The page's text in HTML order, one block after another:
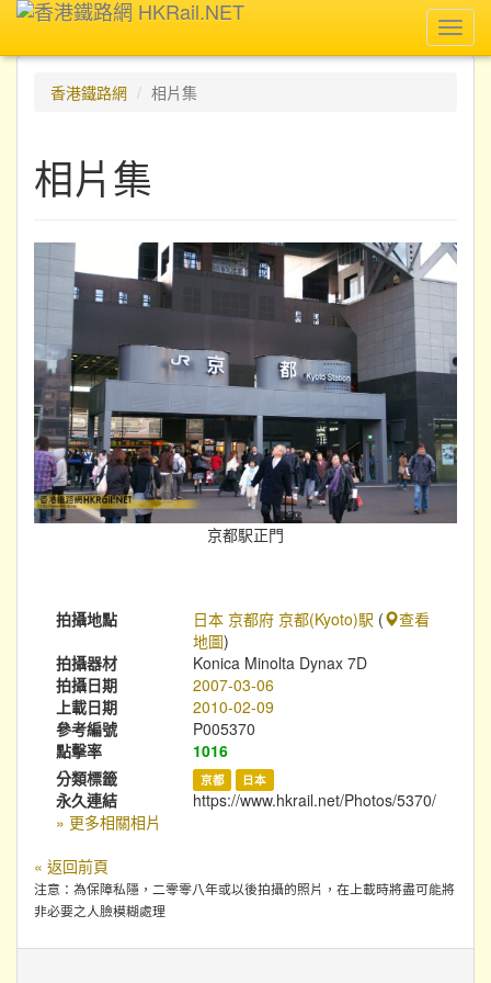
香港鐵路網
相片集
相片集
京都駅正門
拍攝地點 日本 京都府 京都(Kyoto)駅 (
查看
地圖)
拍攝器材
Konica Minolta Dynax 7D
拍攝日期
2007-03-06
上載日期
2010-02-09
參考編號
P005370
點擊率
1016
分類標籤
京都 日本
永久連結
https://www.hkrail.net/Photos/5370/
» 更多相關相片
« 返回前頁
注意：為保障私隱，二零零八年或以後拍攝的照片，在上載時將盡可能將
非必要之人臉模糊處理